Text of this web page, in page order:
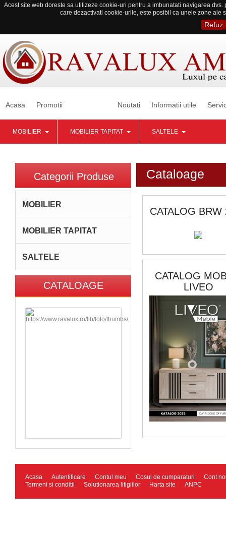
Acest site web doreste sa utilizeze cookie-uri pentru a imbunatati navigarea
care dezactivati cookie-urile, este posibil ca unele zone ale
Refuz
Acasa Promotii Noutati Informatii utile
MOBILIER MOBILIER TAPITAT SALTELE
Cataloage
CATALOG BRW
CATALOG
LIVEO
Categorii Produse
MOBILIER
MOBILIER TAPITAT
SALTELE
CATALOAGE
Acasa Autentificare Contul meu Cosul de cumparaturi
Cont
Termeni si conditii
Solutionarea litigiilor Harta site ANPC